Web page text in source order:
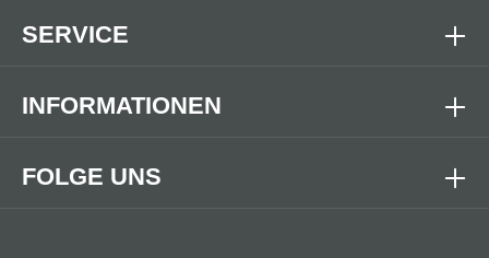
FOLGE UNS
SERVICE
INFORMATIONEN